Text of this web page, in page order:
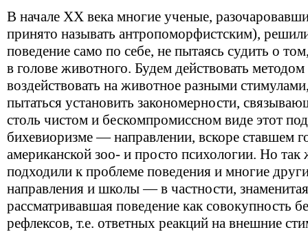
В начале ХХ века многие ученые,
принято называть антропоморфистским),
поведение само по себе, не пытаясь судить о
в голове животного. Будем действовать
воздействовать на животное разными
пытаться установить закономерности,
столь чистом и бескомпромиссном виде этот
бихевиоризме — направлении, вскоре ставшем
американской зоо- и просто психологии. Но так
подходили к проблеме поведения и многие
направления и школы — в частности,
рассматривавшая поведение как совокупность
рефлексов, т.е. ответных реакций на внешние